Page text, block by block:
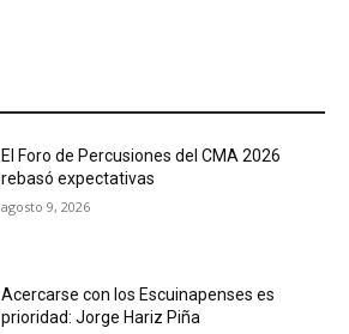
El Foro de Percusiones del CMA 2026
rebasó expectativas
agosto 9, 2026
Acercarse con los Escuinapenses es
prioridad: Jorge Hariz Piña